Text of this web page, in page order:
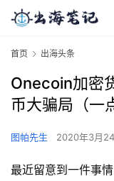
首页 出海头条
Onecoin加密
币大骗局（一
图帕先生 2020年3月
最近留意到一件事